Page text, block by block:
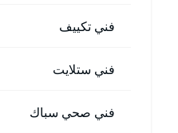
فني تكييف
فني ستلايت
فني صحي سباك